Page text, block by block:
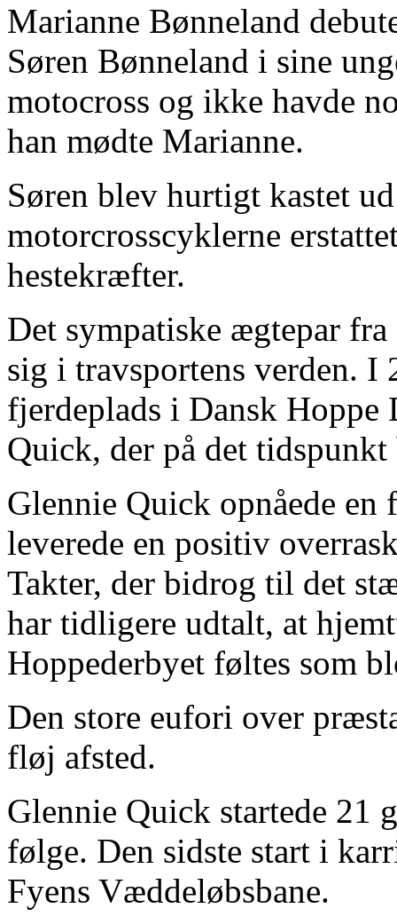
Marianne Bønneland
Søren Bønneland i sine
motocross og ikke havde
han mødte Marianne.
Søren blev hurtigt kastet
motorcrosscyklerne
hestekræfter.
Det sympatiske ægtepar
sig i travsportens verden. I
fjerdeplads i Dansk Hoppe
Quick, der på det
Glennie Quick opnåede
leverede en positiv
Takter, der bidrog til det
har tidligere udtalt, at
Hoppederbyet føltes som
Den store eufori over
fløj afsted.
Glennie Quick startede 21
følge. Den sidste start i
Fyens Væddeløbsbane.